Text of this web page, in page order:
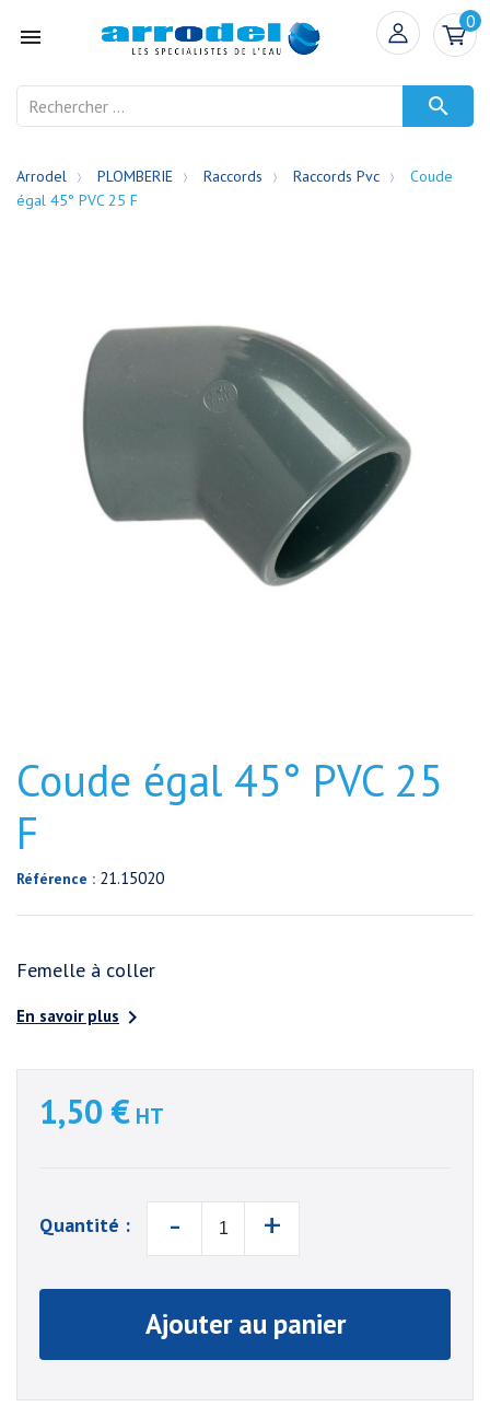

0

Arrodel PLOMBERIE Raccords Raccords Pvc
Coude
égal 45° PVC 25 F
Coude égal 45° PVC 25
F
Référence : 21.15020
Femelle à coller
En savoir plus 
1,50 € HT
Quantité : - +
Ajouter au panier